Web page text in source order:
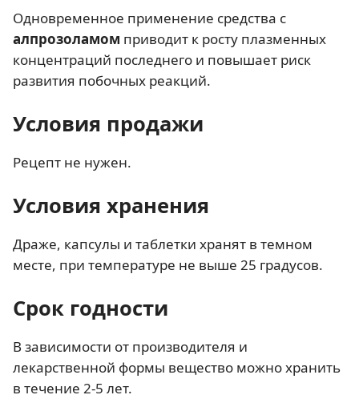
Одновременное применение средства с
алпрозоламом приводит к росту плазменных
концентраций последнего и повышает риск
развития побочных реакций.
Условия продажи
Рецепт не нужен.
Условия хранения
Драже, капсулы и таблетки хранят в темном
месте, при температуре не выше 25 градусов.
Срок годности
В зависимости от производителя и
лекарственной формы вещество можно хранить
в течение 2-5 лет.